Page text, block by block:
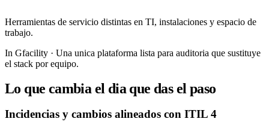
Herramientas de servicio distintas en TI, instalaciones y espacio de
trabajo.
In Gfacility · Una unica plataforma lista para auditoria que sustituye
el stack por equipo.
Lo que cambia el dia que das el paso
Incidencias y cambios alineados con ITIL 4